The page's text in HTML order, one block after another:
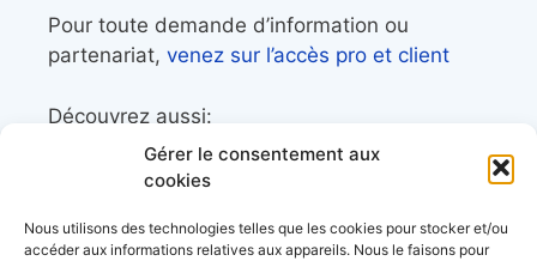
Gérer le consentement aux
cookies
Nous utilisons des technologies telles que les cookies pour stocker et/ou
accéder aux informations relatives aux appareils. Nous le faisons pour
Pour toute demande d’information ou
partenariat, venez sur l’accès pro et client
Découvrez aussi:
Côtes&Mers, le magazine du littoral et sa
Mers&Montagnes, Equipement outdoor pour